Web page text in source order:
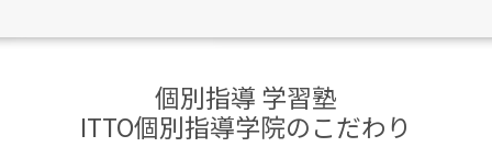
個別指導 学習塾
ITTO個別指導学院のこだわり